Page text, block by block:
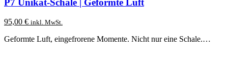
95,00 € inkl. MwSt.
Geformte Luft, eingefrorene Momente. Nicht nur eine Schale.…